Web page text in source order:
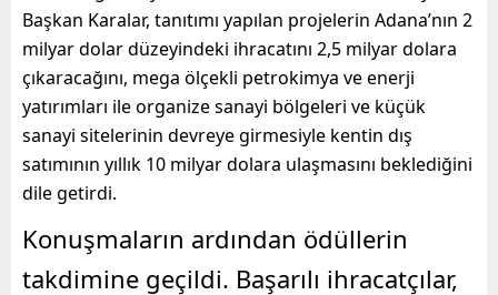
Başkan Karalar, tanıtımı yapılan projelerin Adana’nın 2
milyar dolar düzeyindeki ihracatını 2,5 milyar dolara
çıkaracağını, mega ölçekli petrokimya ve enerji
yatırımları ile organize sanayi bölgeleri ve küçük
sanayi sitelerinin devreye girmesiyle kentin dış
satımının yıllık 10 milyar dolara ulaşmasını beklediğini
dile getirdi.
Konuşmaların ardından ödüllerin
takdimine geçildi. Başarılı ihracatçılar,